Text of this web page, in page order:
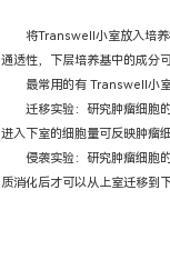
将Transwell小室放入培养
通透性，下层培养基中的成分
最常用的有 Transwell小
迁移实验：研究肿瘤细胞
进入下室的细胞量可反映肿瘤
侵袭实验：研究肿瘤细胞
质消化后才可以从上室迁移到